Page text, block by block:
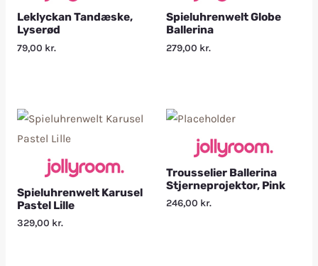
Leklyckan Tandæske,
Lyserød
79,00 kr.
Spieluhrenwelt Globe
Ballerina
279,00 kr.
Spieluhrenwelt Karusel
Pastel Lille
329,00 kr.
Trousselier Ballerina
Stjerneprojektor, Pink
246,00 kr.